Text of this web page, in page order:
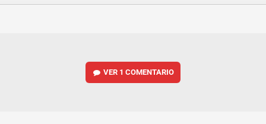
FACEBOOKTWITTERFLIPBOARD
E-
WHATSAPP
VER 1 COMENTARIO